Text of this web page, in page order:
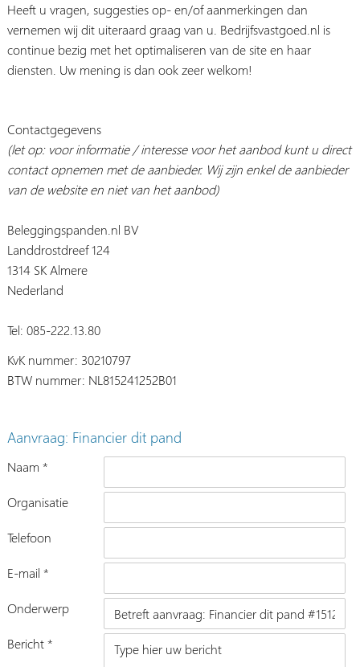
Heeft u vragen, suggesties op- en/of aanmerkingen dan
vernemen wij dit uiteraard graag van u. Bedrijfsvastgoed.nl is
continue bezig met het optimaliseren van de site en haar
diensten. Uw mening is dan ook zeer welkom!
Contactgegevens
(let op: voor informatie / interesse voor het aanbod kunt u direct
contact opnemen met de aanbieder. Wij zijn enkel de aanbieder
van de website en niet van het aanbod)
Beleggingspanden.nl BV
Landdrostdreef 124
1314 SK Almere
Nederland
Tel: 085-222.13.80
KvK nummer: 30210797
BTW nummer: NL815241252B01
Aanvraag: Financier dit pand
Naam *
Organisatie
Telefoon
E-mail *
Onderwerp
Bericht *